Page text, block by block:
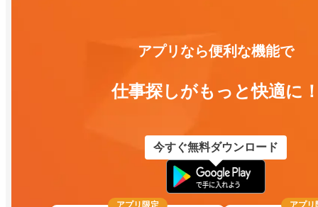
アプリなら便利な機能で
仕事探しがもっと快適に
今すぐ無料ダウンロード
アプリ限定 アプリ